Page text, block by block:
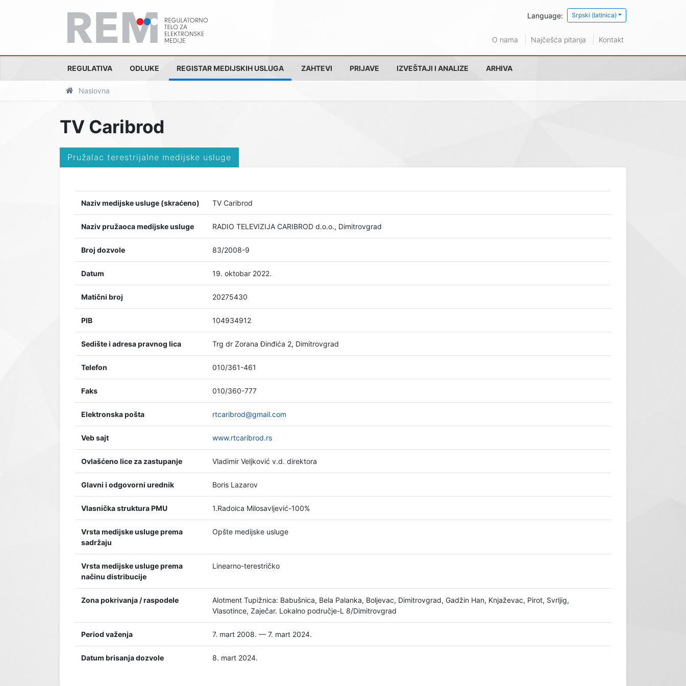
Language: Srpski (latinica)
O nama Najčešća pitanja Kontakt
REGULATIVA ODLUKE REGISTAR MEDIJSKIH USLUGA ZAHTEVI PRIJAVE IZVEŠTAJI I ANALIZE ARHIVA
Naslovna
TV Caribrod
Pružalac terestrijalne medijske usluge
Naziv medijske usluge (skraćeno) TV Caribrod
Naziv pružaoca medijske usluge RADIO TELEVIZIJA CARIBROD d.o.o., Dimitrovgrad
Broj dozvole 83/2008-9
Datum 19. oktobar 2022.
Matični broj 20275430
PIB 104934912
Sedište i adresa pravnog lica Trg dr Zorana Đinđića 2, Dimitrovgrad
Telefon 010/361-461
Faks 010/360-777
Elektronska pošta rtcaribrod@gmail.com
Veb sajt www.rtcaribrod.rs
Ovlašćeno lice za zastupanje Vladimir Veljković v.d. direktora
Glavni i odgovorni urednik Boris Lazarov
Vlasnička struktura PMU 1.Radoica Milosavljević-100%
Vrsta medijske usluge prema
sadržaju
Opšte medijske usluge
Vrsta medijske usluge prema
načinu distribucije
Linearno-terestričko
Zona pokrivanja / raspodele
Alotment Tupižnica: Babušnica, Bela Palanka, Boljevac, Dimitrovgrad, Gadžin Han, Knjaževac, Pirot, Svrljig,
Vlasotince, Zaječar. Lokalno područje-L 8/Dimitrovgrad
Period važenja 7. mart 2008. — 7. mart 2024.
Datum brisanja dozvole 8. mart 2024.